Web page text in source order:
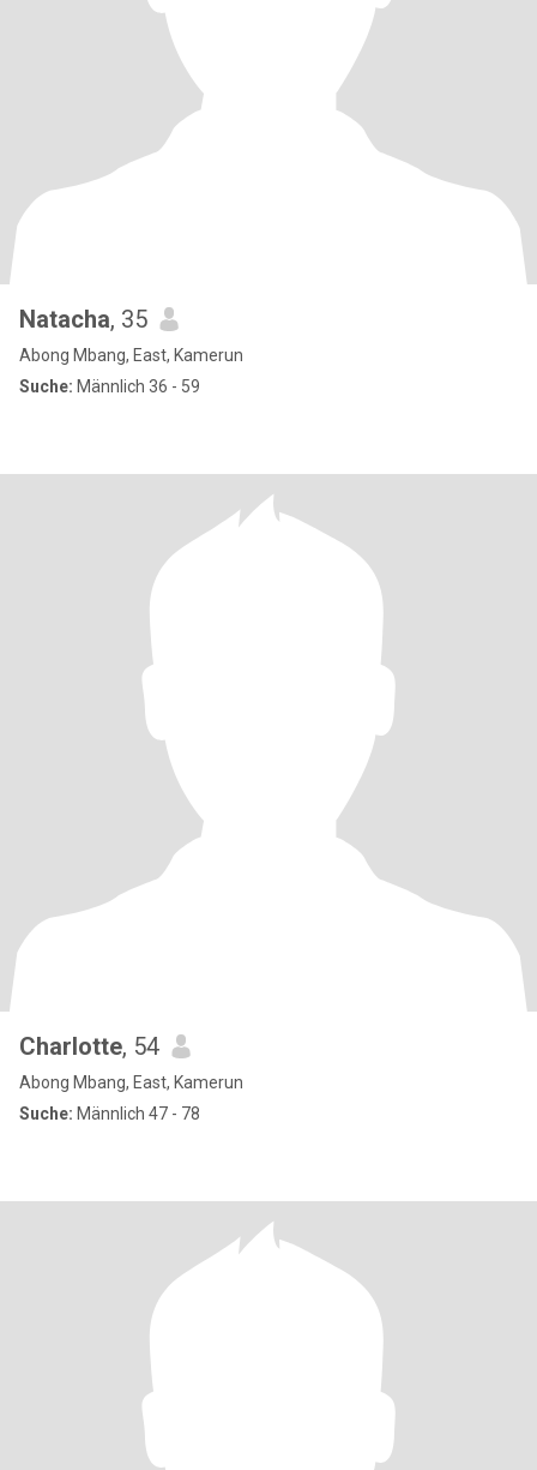
Natacha, 35
Abong Mbang, East, Kamerun
Suche: Männlich 36 - 59
Charlotte, 54
Abong Mbang, East, Kamerun
Suche: Männlich 47 - 78